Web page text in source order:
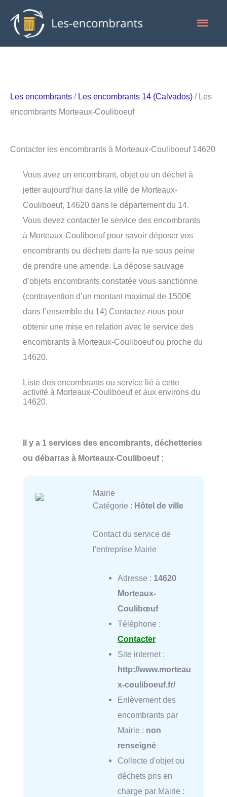
contenu
Les encombrants / Les encombrants 14 (Calvados) / Les
encombrants Morteaux-Couliboeuf
Contacter les encombrants à Morteaux-Couliboeuf 14620
Vous avez un encombrant, objet ou un déchet à
jetter aujourd’hui dans la ville de Morteaux-
Couliboeuf, 14620 dans le département du 14.
Vous devez contacter le service des encombrants
à Morteaux-Couliboeuf pour savoir déposer vos
encombrants ou déchets dans la rue sous peine
de prendre une amende. La dépose sauvage
d’objets encombrants constatée vous sanctionne
(contravention d’un montant maximal de 1500€
dans l’ensemble du 14) Contactez-nous pour
obtenir une mise en relation avec le service des
encombrants à Morteaux-Couliboeuf ou proche du
14620.
Liste des encombrants ou service lié à cette
activité à Morteaux-Couliboeuf et aux environs du
14620.
Il y a 1 services des encombrants, déchetteries
ou débarras à Morteaux-Couliboeuf :
Mairie
Catégorie : Hôtel de ville
Contact du service de
l'entreprise Mairie
Adresse : 14620
Morteaux-
Coulibœuf
Téléphone :
Contacter
Site internet :
http://www.morteau
x-couliboeuf.fr/
Enlèvement des
encombrants par
Mairie : non
renseigné
Collecte d'objet ou
déchets pris en
charge par Mairie :